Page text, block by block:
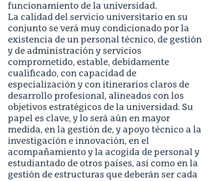
funcionamiento de la universidad.
La calidad del servicio universitario en su
conjunto se verá muy condicionado por la
existencia de un personal técnico, de gestión
y de administración y servicios
comprometido, estable, debidamente
cualificado, con capacidad de
especialización y con itinerarios claros de
desarrollo profesional, alineados con los
objetivos estratégicos de la universidad. Su
papel es clave, y lo será aún en mayor
medida, en la gestión de, y apoyo técnico a la
investigación e innovación, en el
acompañamiento y la acogida de personal y
estudiantado de otros países, así como en la
gestión de estructuras que deberán ser cada